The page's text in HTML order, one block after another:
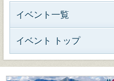
イベント一覧
イベント トップ